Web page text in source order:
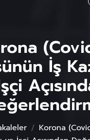
İş
Korona